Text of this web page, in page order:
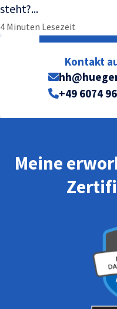
steht?...
4 Minuten Lesezeit
Kontakt
+49 6074
Meine